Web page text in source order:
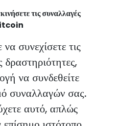
τις συναλλαγές
συνεχίσετε τις
δραστηριότητες,
να συνδεθείτε
συναλλαγών σας.
αυτό, απλώς